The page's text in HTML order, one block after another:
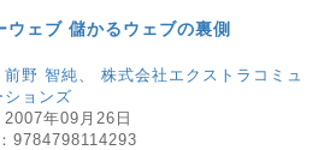
ウェブ 儲かるウェブの裏側
前野 智純
株式会社エクストラコミュ
ションズ
2007年09月26日
9784798114293